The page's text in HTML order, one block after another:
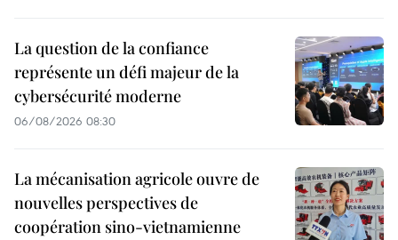
La question de la confiance
représente un défi majeur de la
cybersécurité moderne
06/08/2026 08:30
La mécanisation agricole ouvre de
nouvelles perspectives de
coopération sino-vietnamienne